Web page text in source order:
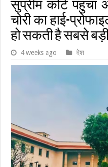
सुप्रीम कोर्ट पहुंचा
चोरी का हाई-
हो सकती है सबसे
4 weeks ago देश